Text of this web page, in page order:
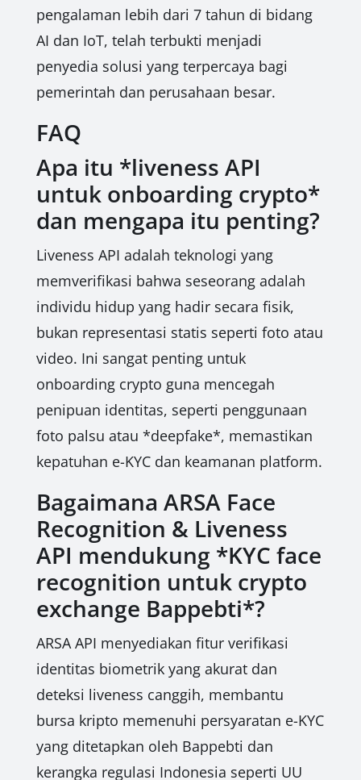
pengalaman lebih dari 7 tahun di bidang
AI dan IoT, telah terbukti menjadi
penyedia solusi yang terpercaya bagi
pemerintah dan perusahaan besar.
FAQ
Apa itu *liveness API
untuk onboarding crypto*
dan mengapa itu penting?
Liveness API adalah teknologi yang
memverifikasi bahwa seseorang adalah
individu hidup yang hadir secara fisik,
bukan representasi statis seperti foto atau
video. Ini sangat penting untuk
onboarding crypto guna mencegah
penipuan identitas, seperti penggunaan
foto palsu atau *deepfake*, memastikan
kepatuhan e-KYC dan keamanan platform.
Bagaimana ARSA Face
Recognition & Liveness
API mendukung *KYC face
recognition untuk crypto
exchange Bappebti*?
ARSA API menyediakan fitur verifikasi
identitas biometrik yang akurat dan
deteksi liveness canggih, membantu
bursa kripto memenuhi persyaratan e-KYC
yang ditetapkan oleh Bappebti dan
kerangka regulasi Indonesia seperti UU